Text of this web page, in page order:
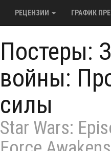
РЕЦЕНЗИИ ГРАФИК
Постеры:
войны:
силы
Star Wars: